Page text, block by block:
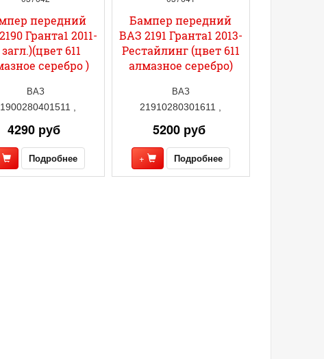
передний
Гранта1 2011-
611
серебро )
ВАЗ
,
4290 руб
Подробнее
Бампер передний
ВАЗ 2191 Гранта1 2013-
Рестайлинг (цвет 611
алмазное серебро)
ВАЗ
21910280301611 ,
5200 руб
+ Подробнее